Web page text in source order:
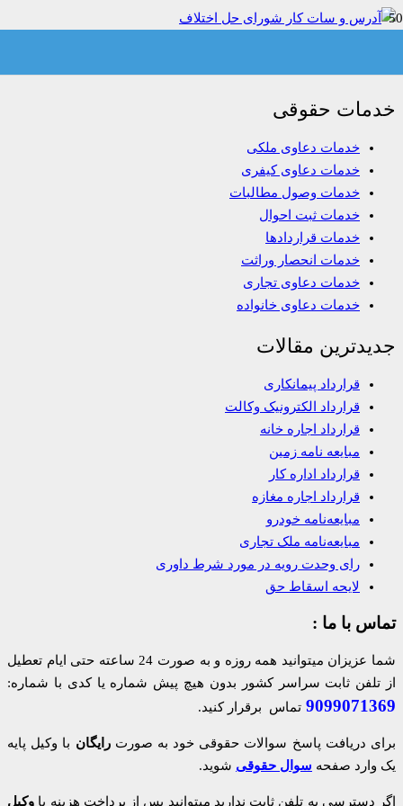
خدمات حقوقی
خدمات دعاوی ملکی
خدمات دعاوی کیفری
خدمات وصول مطالبات
خدمات ثبت احوال
خدمات قراردادها
خدمات انحصار وراثت
خدمات دعاوی تجاری
خدمات دعاوی خانواده
جدیدترین مقالات
قرارداد پیمانکاری
قرارداد الکترونیک وکالت
قرارداد اجاره خانه
مبایعه نامه زمین
قرارداد اداره کار
قرارداد اجاره مغازه
مبایعه‌نامه خودرو
مبایعه‌نامه ملک تجاری
رای وحدت رویه در مورد شرط داوری
لایحه اسقاط حق
تماس با ما :
شما عزیزان میتوانید همه روزه و به صورت 24 ساعته حتی ایام تعطیل
از تلفن ثابت سراسر کشور بدون هیچ پیش شماره یا کدی با شماره:
9099071369 تماس برقرار کنید.
برای دریافت پاسخ سوالات حقوقی خود به صورت رایگان با وکیل پایه
یک وارد صفحه سوال حقوقی شوید.
اگر دسترسی به تلفن ثابت ندارید میتوانید پس از پرداخت هزینه با وکیل